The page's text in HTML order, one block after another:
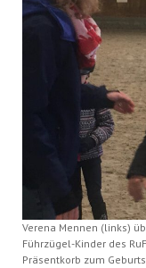
Verena Mennen (links)
Führzügel-Kinder des
Präsentkorb zum